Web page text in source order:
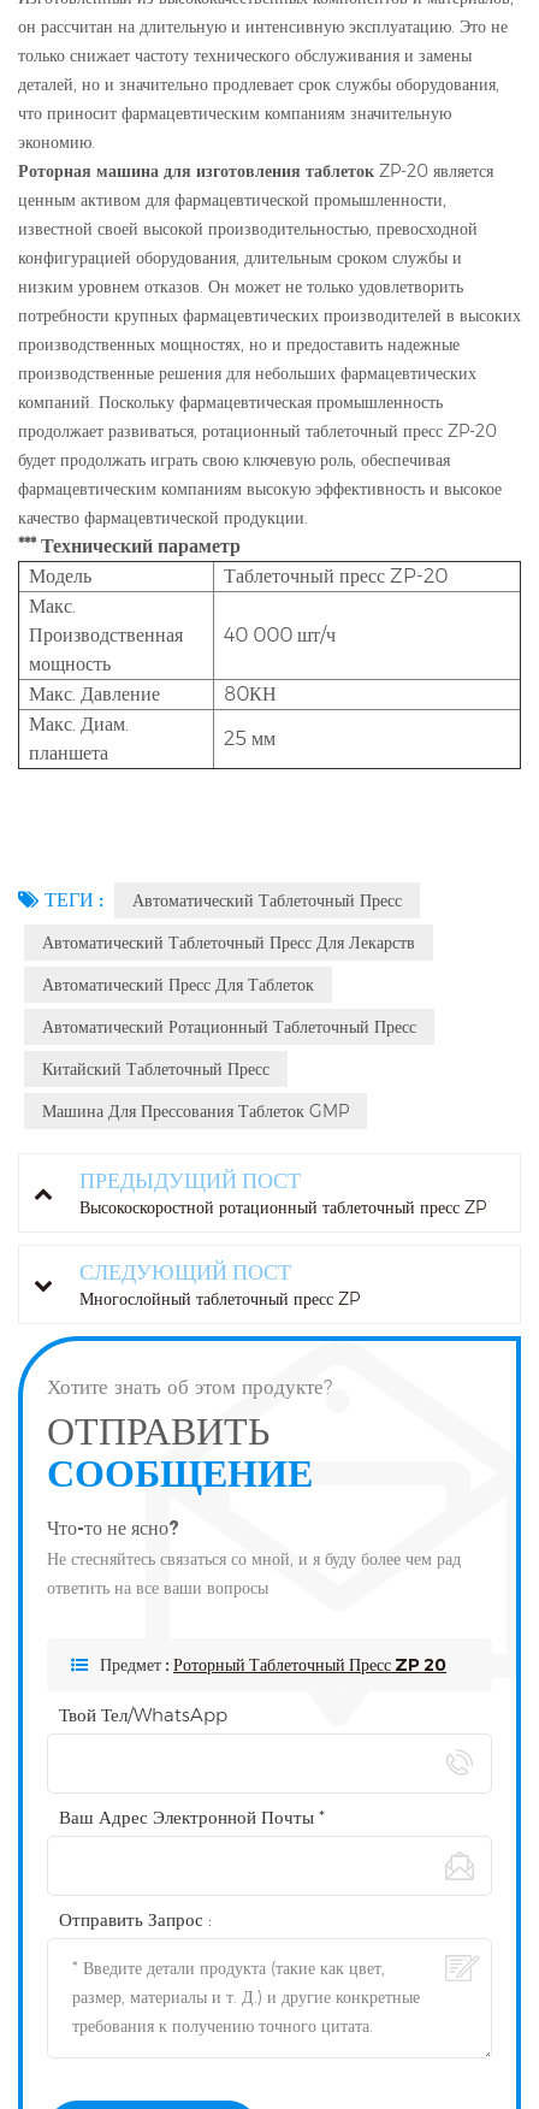
он рассчитан на длительную и интенсивную эксплуатацию. Это не
только снижает частоту технического обслуживания и замены
деталей, но и значительно продлевает срок службы оборудования,
что приносит фармацевтическим компаниям значительную
экономию.
Роторная машина для изготовления таблеток ZP-20 является
ценным активом для фармацевтической промышленности,
известной своей высокой производительностью, превосходной
конфигурацией оборудования, длительным сроком службы и
низким уровнем отказов. Он может не только удовлетворить
потребности крупных фармацевтических производителей в высоких
производственных мощностях, но и предоставить надежные
производственные решения для небольших фармацевтических
компаний. Поскольку фармацевтическая промышленность
продолжает развиваться, ротационный таблеточный пресс ZP-20
будет продолжать играть свою ключевую роль, обеспечивая
фармацевтическим компаниям высокую эффективность и высокое
качество фармацевтической продукции.
*** Технический параметр
Модель
Таблеточный пресс ZP-20
Макс.
Производственная
мощность
40 000 шт/ч
Макс. Давление
80КН
Макс. Диам.
планшета
25 мм
ТЕГИ :
Автоматический Таблеточный Пресс
Автоматический Таблеточный Пресс Для Лекарств
Автоматический Пресс Для Таблеток
Автоматический Ротационный Таблеточный Пресс
Китайский Таблеточный Пресс
Машина Для Прессования Таблеток GMP
ПРЕДЫДУЩИЙ ПОСТ
Высокоскоростной ротационный таблеточный пресс ZP
СЛЕДУЮЩИЙ ПОСТ
Многослойный таблеточный пресс ZP
Хотите знать об этом продукте?
ОТПРАВИТЬ
СООБЩЕНИЕ
Что-то не ясно?
Не стесняйтесь связаться со мной, и я буду более чем рад
ответить на все ваши вопросы
Предмет : Роторный Таблеточный Пресс ZP 20
Твой Тел/WhatsApp
Ваш Адрес Электронной Почты *
Отправить Запрос :